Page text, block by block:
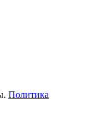
Политика